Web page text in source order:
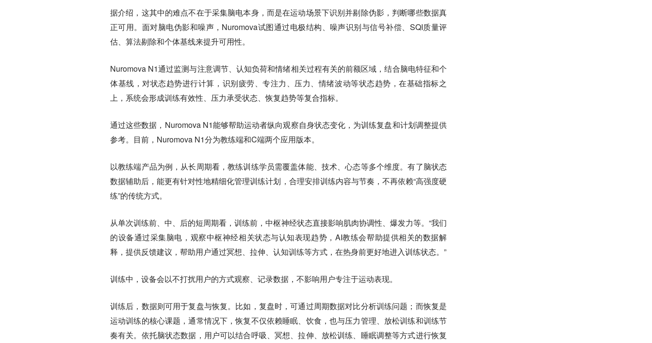
据介绍，这其中的难点不在于采集脑电本身，而是在运动场景下识别并剔除伪影，判断哪些数据真
正可用。面对脑电伪影和噪声，Nuromova试图通过电极结构、噪声识别与信号补偿、SQI质量评
估、算法剔除和个体基线来提升可用性。
Nuromova N1通过监测与注意调节、认知负荷和情绪相关过程有关的前额区域，结合脑电特征和个
体基线，对状态趋势进行计算，识别疲劳、专注力、压力、情绪波动等状态趋势，在基础指标之
上，系统会形成训练有效性、压力承受状态、恢复趋势等复合指标。
通过这些数据，Nuromova N1能够帮助运动者纵向观察自身状态变化，为训练复盘和计划调整提供
参考。目前，Nuromova N1分为教练端和C端两个应用版本。
以教练端产品为例，从长周期看，教练训练学员需覆盖体能、技术、心态等多个维度。有了脑状态
数据辅助后，能更有针对性地精细化管理训练计划，合理安排训练内容与节奏，不再依赖“高强度硬
练”的传统方式。
从单次训练前、中、后的短周期看，训练前，中枢神经状态直接影响肌肉协调性、爆发力等。“我们
的设备通过采集脑电，观察中枢神经相关状态与认知表现趋势，AI教练会帮助提供相关的数据解
释，提供反馈建议，帮助用户通过冥想、拉伸、认知训练等方式，在热身前更好地进入训练状态。”
训练中，设备会以不打扰用户的方式观察、记录数据，不影响用户专注于运动表现。
训练后，数据则可用于复盘与恢复。比如，复盘时，可通过周期数据对比分析训练问题；而恢复是
运动训练的核心课题，通常情况下，恢复不仅依赖睡眠、饮食，也与压力管理、放松训练和训练节
奏有关。依托脑状态数据，用户可以结合呼吸、冥想、拉伸、放松训练、睡眠调整等方式进行恢复